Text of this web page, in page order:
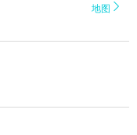
地图 